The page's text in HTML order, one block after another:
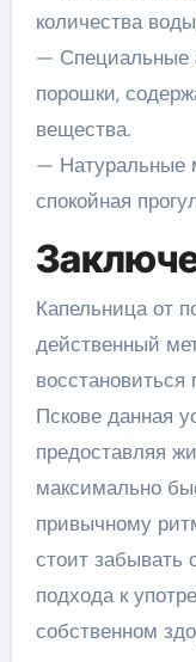
количества
— Специальные
порошки,
вещества.
— Натуральные
спокойная
Капельница от
действенный
Пскове данная
предоставляя
максимально
привычному
стоит забывать
подхода к
собственном